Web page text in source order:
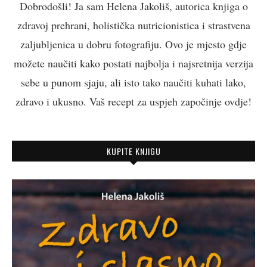
Dobrodošli! Ja sam Helena Jakoliš, autorica knjiga o
zdravoj prehrani, holistička nutricionistica i strastvena
zaljubljenica u dobru fotografiju. Ovo je mjesto gdje
možete naučiti kako postati najbolja i najsretnija verzija
sebe u punom sjaju, ali isto tako naučiti kuhati lako,
zdravo i ukusno. Vaš recept za uspjeh započinje ovdje!
KUPITE KNJIGU